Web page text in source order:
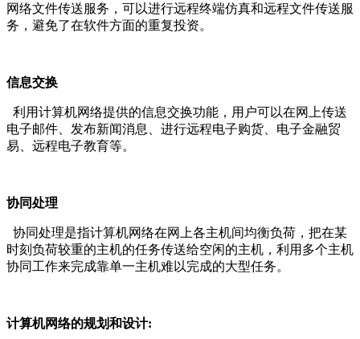
网络文件传送服务，可以进行远程终端仿真和远程文件传送服
务，避免了在软件方面的重复投资。
信息交换
利用计算机网络提供的信息交换功能，用户可以在网上传送
电子邮件、发布新闻消息、进行远程电子购货、电子金融贸
易、远程电子教育等。
协同处理
协同处理是指计算机网络在网上各主机间均衡负荷，把在某
时刻负荷较重的主机的任务传送给空闲的主机，利用多个主机
协同工作来完成靠单一主机难以完成的大型任务。
计算机网络的规划和设计: